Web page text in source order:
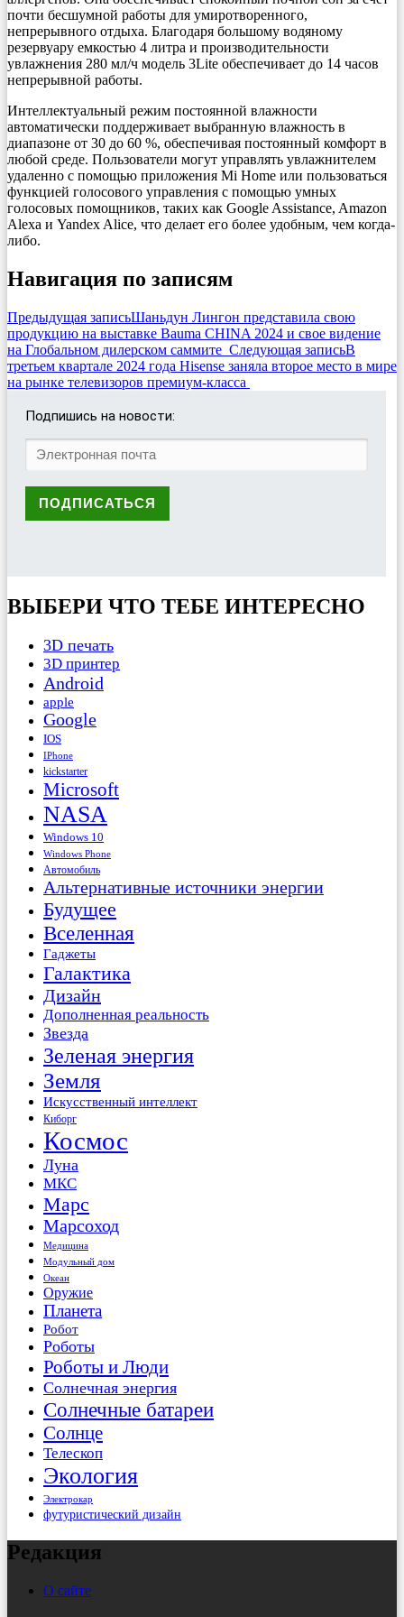
почти бесшумной работы для умиротворенного,
непрерывного отдыха. Благодаря большому водяному
резервуару емкостью 4 литра и производительности
увлажнения 280 мл/ч модель 3Lite обеспечивает до 14 часов
непрерывной работы.
Интеллектуальный режим постоянной влажности
автоматически поддерживает выбранную влажность в
диапазоне от 30 до 60 %, обеспечивая постоянный комфорт в
любой среде. Пользователи могут управлять увлажнителем
удаленно с помощью приложения Mi Home или пользоваться
функцией голосового управления с помощью умных
голосовых помощников, таких как Google Assistance, Amazon
Alexa и Yandex Alice, что делает его более удобным, чем когда-
либо.
Навигация по записям
Предыдущая записьШаньдун Лингон представила свою
продукцию на выставке Bauma CHINA 2024 и свое видение
на Глобальном дилерском саммите Следующая записьВ
третьем квартале 2024 года Hisense заняла второе место в мире
на рынке телевизоров премиум-класса
Подпишись на новости:
ВЫБЕРИ ЧТО ТЕБЕ ИНТЕРЕСНО
3D печать
3D принтер
Android
apple
Google
IOS
IPhone
kickstarter
Microsoft
NASA
Windows 10
Windows Phone
Автомобиль
Альтернативные источники энергии
Будущее
Вселенная
Гаджеты
Галактика
Дизайн
Дополненная реальность
Звезда
Зеленая энергия
Земля
Искусственный интеллект
Киборг
Космос
Луна
МКС
Марс
Марсоход
Медицина
Модульный дом
Океан
Оружие
Планета
Робот
Роботы
Роботы и Люди
Солнечная энергия
Солнечные батареи
Солнце
Телескоп
Экология
Электрокар
футуристический дизайн
Редакция
О сайте